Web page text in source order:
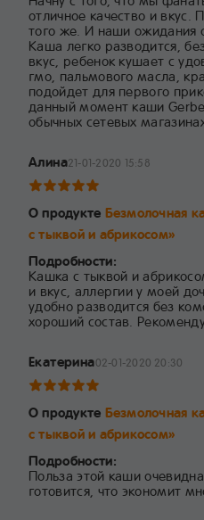
отличное качество и
того же. И наши ожидания
Каша легко разводится,
вкус, ребенок кушает с
гмо, пальмового масла,
подойдет для первого
данный момент каши
обычных сетевых
Алина21-01-2020 15:58
О продукте Безмолочная
с тыквой и абрикосом»
Подробности:
Кашка с тыквой и
и вкус, аллергии у моей
удобно разводится без
хороший состав.
Екатерина02-01-2020 20:30
О продукте Безмолочная
с тыквой и абрикосом»
Подробности:
Польза этой каши
готовится, что экономит